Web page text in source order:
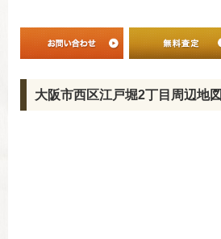
大阪市西区江戸堀2丁目周辺地図